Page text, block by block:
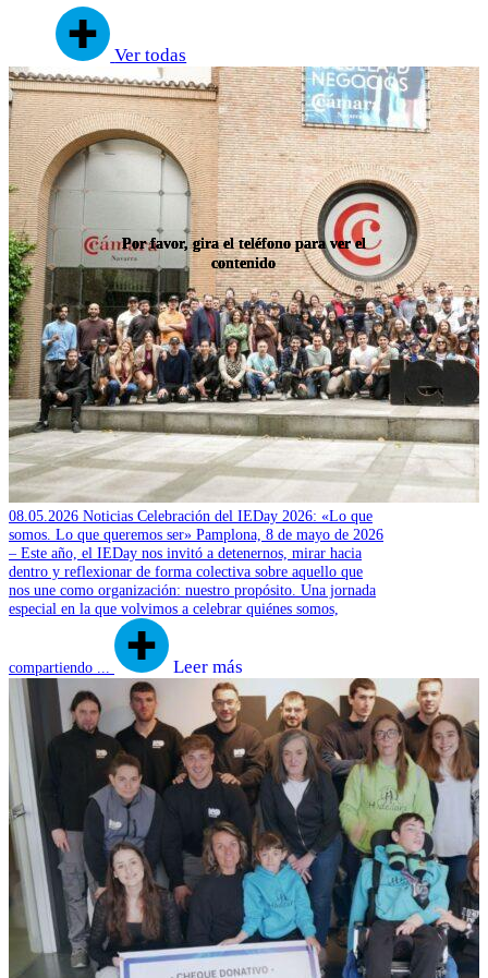
Ver todas
08.05.2026 Noticias Celebración del IEDay 2026: «Lo que
somos. Lo que queremos ser» Pamplona, 8 de mayo de 2026
– Este año, el IEDay nos invitó a detenernos, mirar hacia
dentro y reflexionar de forma colectiva sobre aquello que
nos une como organización: nuestro propósito. Una jornada
especial en la que volvimos a celebrar quiénes somos,
compartiendo ... Leer más